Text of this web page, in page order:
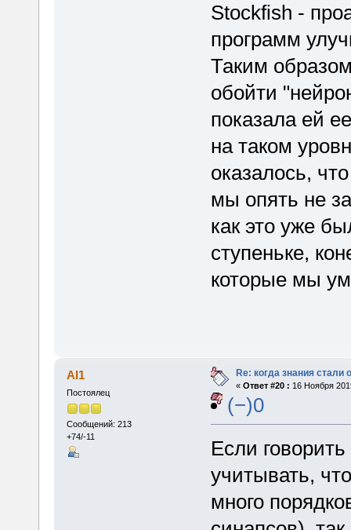
Stockfish -
программ
Таким
обойти
показала ей
на таком
оказалось,
мы опять не
как это уже
ступеньке,
которые мы
Al1
Постоялец
Сообщений: 213
+74/-11
Re: когда знания стали
« Ответ #20 : 16 Ноября
(−)0
Если
учитывать,
много